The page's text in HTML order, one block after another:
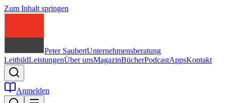
Zum Inhalt springen
Peter SaubertUnternehmensberatung
LeitbildLeistungenÜber unsMagazinBücherPodcastAppsKontakt
Anmelden